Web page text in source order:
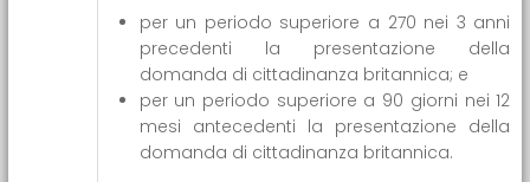
per un periodo superiore a 270 nei 3 anni
precedenti la presentazione della
domanda di cittadinanza britannica; e
per un periodo superiore a 90 giorni nei 12
mesi antecedenti la presentazione della
domanda di cittadinanza britannica.